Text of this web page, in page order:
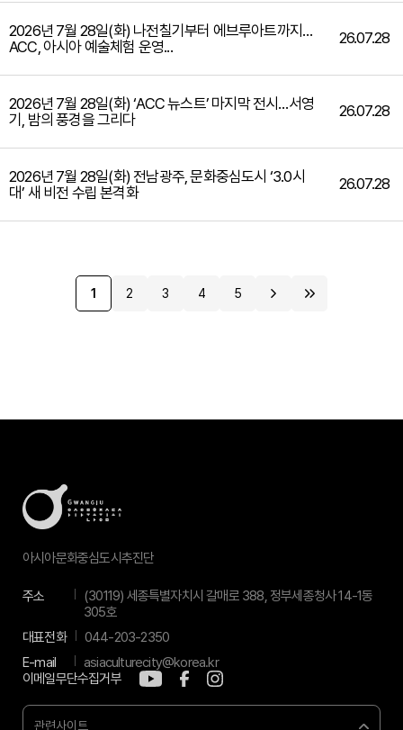
2026년 7월 28일(화) 나전칠기부터 에브루아트까지…
ACC, 아시아 예술체험 운영...
26.07.28
2026년 7월 28일(화) ‘ACC 뉴스트’ 마지막 전시…서영
기, 밤의 풍경을 그리다
26.07.28
2026년 7월 28일(화) 전남광주, 문화중심도시 ‘3.0시
대’ 새 비전 수립 본격화
26.07.28
1 2 3 4 5
아시아문화중심도시추진단
주소
(30119) 세종특별자치시 갈매로 388, 정부세종청사 14-1동
305호
대표전화
044-203-2350
E-mail
asiaculturecity@korea.kr
이메일무단수집거부
관련사이트